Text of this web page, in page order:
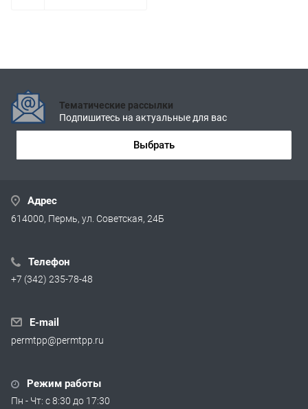
Тематические рассылки
Подпишитесь на актуальные для вас
Выбрать
Адрес
614000, Пермь, ул. Советская, 24Б
Телефон
+7 (342) 235-78-48
E-mail
permtpp@permtpp.ru
Режим работы
Пн - Чт: с 8:30 до 17:30